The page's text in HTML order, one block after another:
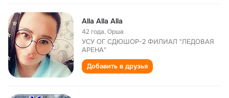
Alla Alla Alla
42 года,Орша
УСУ ОГ СДЮШОР-2 ФИЛИАЛ "ЛЕДОВАЯ
АРЕНА"
Добавить в друзья